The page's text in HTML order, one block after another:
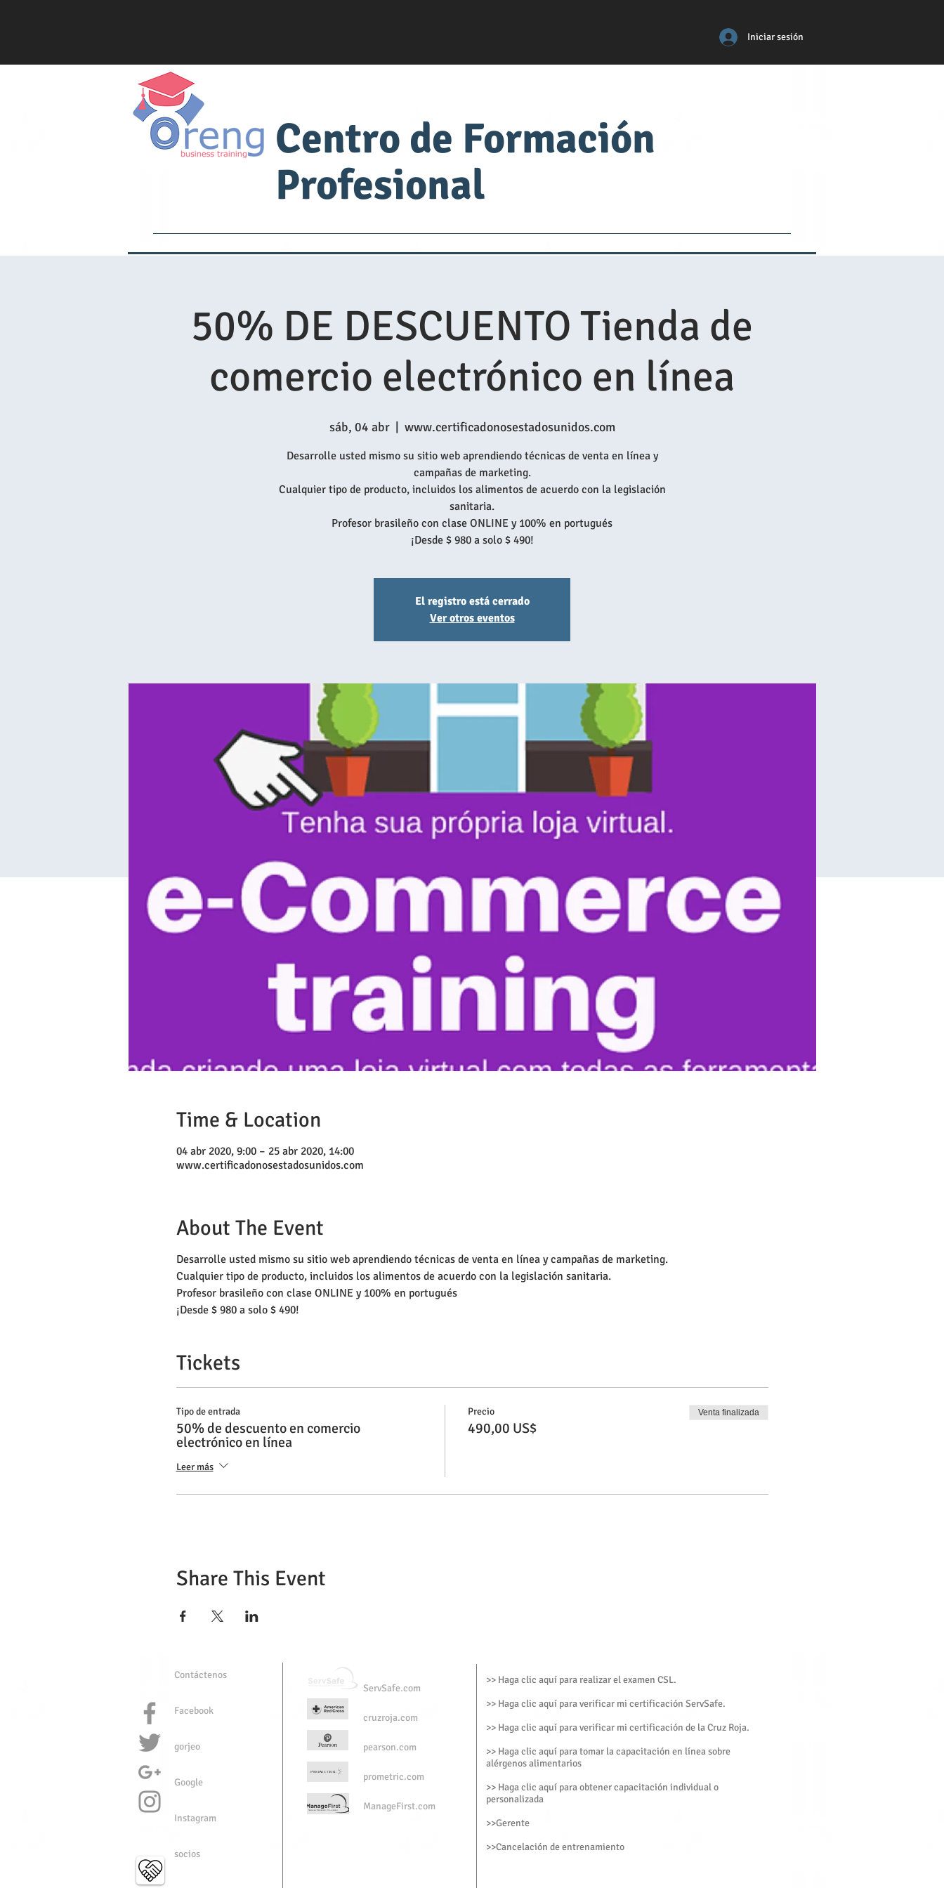
Iniciar sesión
Centro de Formación
Profesional
50% DE DESCUENTO Tienda de
comercio electrónico en línea
sáb, 04 abr
  |
www.certificadonosestadosunidos.com
Desarrolle usted mismo su sitio web aprendiendo técnicas de venta en línea y
campañas de marketing.
Cualquier tipo de producto, incluidos los alimentos de acuerdo con la legislación
sanitaria.
Profesor brasileño con clase ONLINE y 100% en portugués
¡Desde $ 980 a solo $ 490!
El registro está cerrado
Ver otros eventos
Time & Location
04 abr 2020, 9:00 – 25 abr 2020, 14:00
www.certificadonosestadosunidos.com
About The Event
Desarrolle usted mismo su sitio web aprendiendo técnicas de venta en línea y campañas de marketing.
Cualquier tipo de producto, incluidos los alimentos de acuerdo con la legislación sanitaria.
Profesor brasileño con clase ONLINE y 100% en portugués
¡Desde $ 980 a solo $ 490!
Tickets
Tipo de entrada
50% de descuento en comercio
electrónico en línea
Leer más
Precio
490,00 US$
Venta finalizada
Share This Event
Contáctenos
Facebook
gorjeo
Google
Instagram
socios
ServSafe.com
cruzroja.com
pearson.com
prometric.com
ManageFirst.com
>> Haga clic aquí para realizar el examen CSL.
>> Haga clic aquí para verificar mi certificación ServSafe.
>> Haga clic aquí para verificar mi certificación de la Cruz Roja.
>> Haga clic aquí para tomar la capacitación en línea sobre
alérgenos alimentarios
>> Haga clic aquí para obtener capacitación individual o
personalizada
>>Gerente
>>Cancelación de entrenamiento